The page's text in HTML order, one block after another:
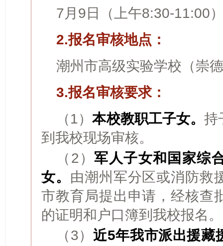
7月9日（上午8:30-11:00
2.报名审核地点：
潮州市高级实验学校（崇
3.报名审核要求：
（1）本校教职工子女。 持
到我校现场审核。
（2）军人子女和国家综
女。 由潮州军分区或消防救
市教育局提出申请，经核查
的证明和户口簿到我校报名。
（3）近5年我市派出援藏